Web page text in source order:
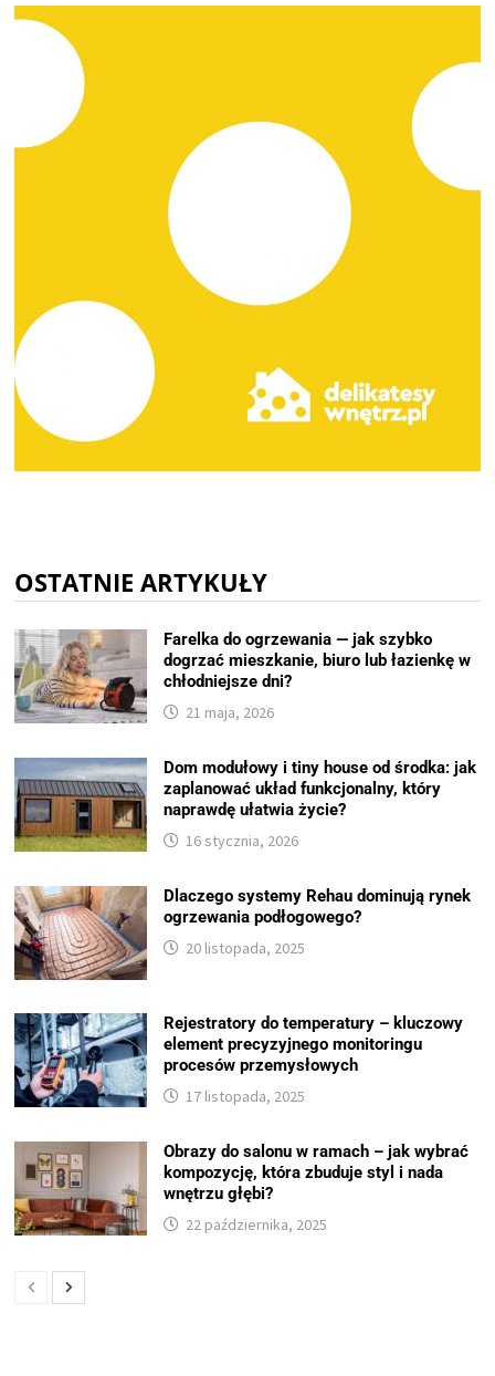
OSTATNIE ARTYKUŁY
Farelka do ogrzewania — jak szybko
dogrzać mieszkanie, biuro lub łazienkę w
chłodniejsze dni?
21 maja, 2026
Dom modułowy i tiny house od środka: jak
zaplanować układ funkcjonalny, który
naprawdę ułatwia życie?
16 stycznia, 2026
Dlaczego systemy Rehau dominują rynek
ogrzewania podłogowego?
20 listopada, 2025
Rejestratory do temperatury – kluczowy
element precyzyjnego monitoringu
procesów przemysłowych
17 listopada, 2025
Obrazy do salonu w ramach – jak wybrać
kompozycję, która zbuduje styl i nada
wnętrzu głębi?
22 października, 2025